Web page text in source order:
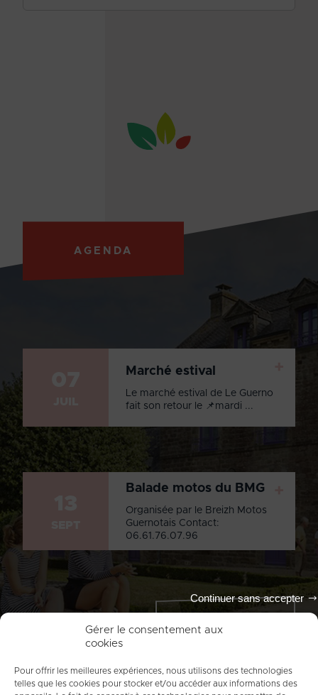
Gérer le consentement aux
cookies
Pour offrir les meilleures expériences, nous utilisons des technologies
telles que les cookies pour stocker et/ou accéder aux informations des
Continuer sans accepter
AGENDA
Marché estival
Le marché estival de Le Guerno
fait son retour le 📌mardi ...
Balade motos du BMG
Organisée par le Breizh Motos
Guernotais Contact:
06.61.76.07.96